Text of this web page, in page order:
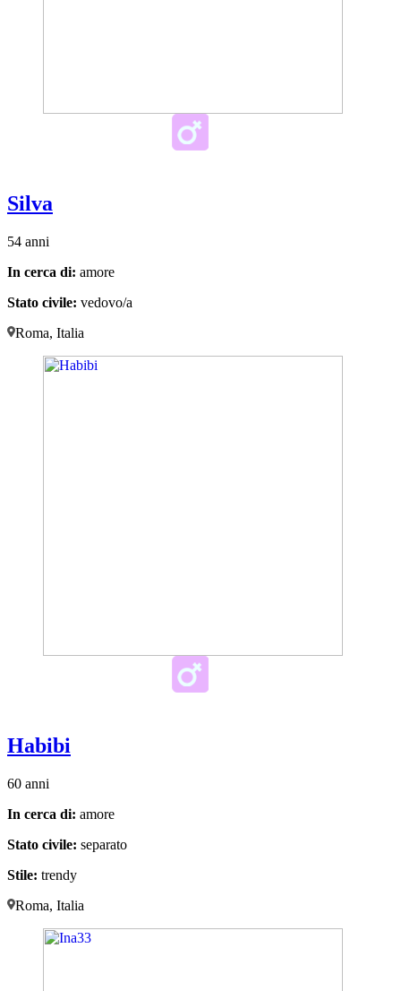
Silva
54 anni
In cerca di: amore
Stato civile: vedovo/a
Roma, Italia
Habibi
60 anni
In cerca di: amore
Stato civile: separato
Stile: trendy
Roma, Italia